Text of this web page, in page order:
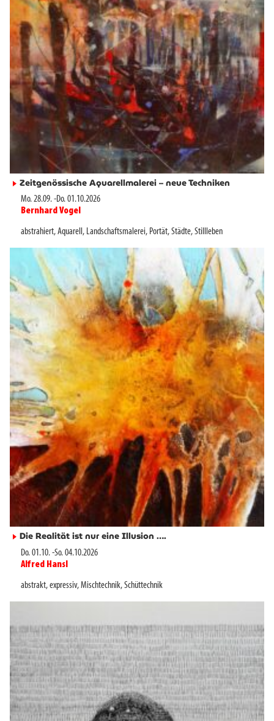
► Zeitgenössische Aquarellmalerei – neue Techniken
Mo. 28.09.-Do. 01.10.2026
Bernhard Vogel
abstrahiert,Aquarell, Landschaftsmalerei, Portät,Städte,Stillleben
► Die Realität ist nur eine Illusion ….
Do. 01.10.-So. 04.10.2026
Alfred Hansl
abstrakt,expressiv,Mischtechnik,Schüttechnik